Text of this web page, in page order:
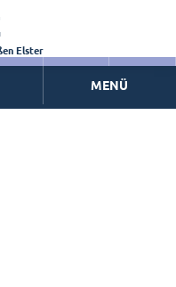
Christian Thieme
Elster
MENÜ